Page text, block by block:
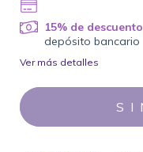
15% de descuento
depósito bancario
Ver más detalles